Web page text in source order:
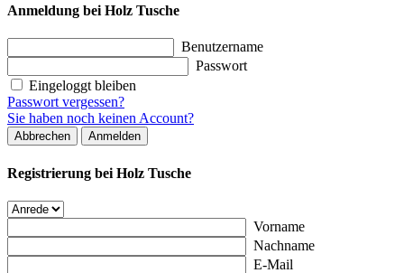
Anmeldung bei Holz Tusche
Benutzername
Passwort
Eingeloggt bleiben
Passwort vergessen?
Sie haben noch keinen Account?
Abbrechen Anmelden
Registrierung bei Holz Tusche
Vorname
Nachname
E-Mail